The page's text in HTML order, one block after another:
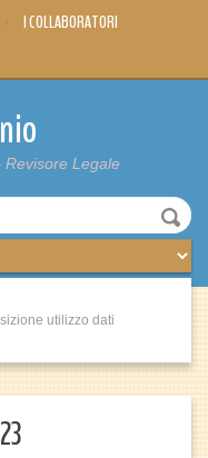
I COLLABORATORI
Revisore Legale
utilizzo dati